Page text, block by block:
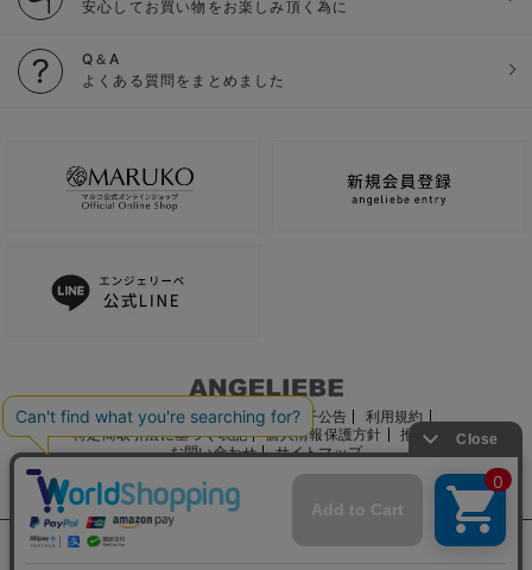
安心してお買い物をお楽しみ頂く為に
Q＆A
よくある質問をまとめました
ご利用ガイド 会社概要 電子公告
利用規約
特定商取引法に基づく表記
個人情報保護方針
推奨環境
お問い合わせ
サイトマップ
サイト内の文章、画像などの著作物はマルコ株式会社に属します。